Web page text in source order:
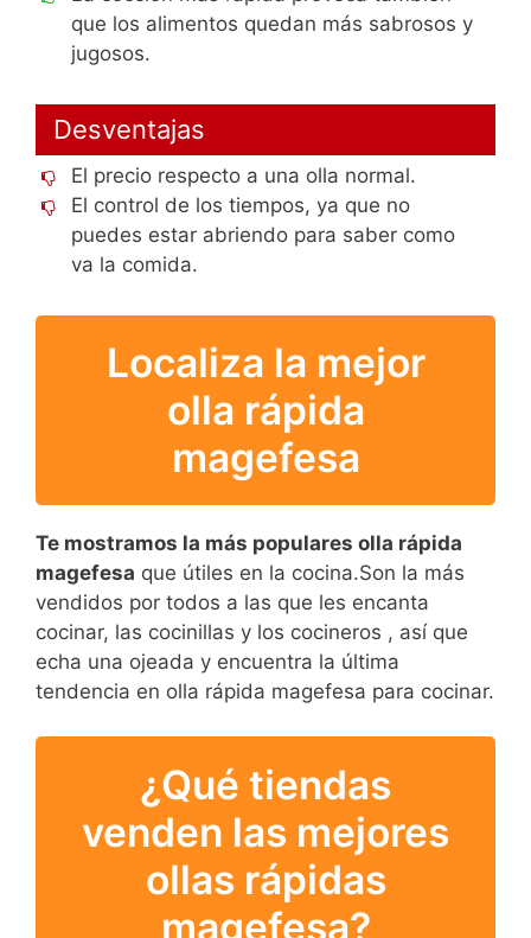
que los alimentos quedan más sabrosos y
jugosos.
Desventajas
El precio respecto a una olla normal.
El control de los tiempos, ya que no
puedes estar abriendo para saber como
va la comida.
Localiza la mejor
olla rápida
magefesa
Te mostramos la más populares olla rápida
magefesa que útiles en la cocina.Son la más
vendidos por todos a las que les encanta
cocinar, las cocinillas y los cocineros , así que
echa una ojeada y encuentra la última
tendencia en olla rápida magefesa para cocinar.
¿Qué tiendas
venden las mejores
ollas rápidas
magefesa?